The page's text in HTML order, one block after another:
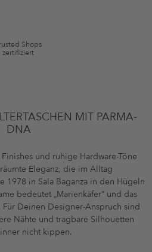
Shops
zertifiziert
MIT PARMA-
DNA
und ruhige Hardware-Töne
Eleganz, die im Alltag
1978 in Sala Baganza in den Hügeln
bedeutet „Marienkäfer“ und das
Deinen Designer-Anspruch sind
Nähte und tragbare Silhouetten
nicht kippen.